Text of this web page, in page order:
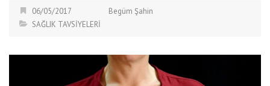
06/05/2017
Begüm Şahin
SAĞLIK TAVSİYELERİ